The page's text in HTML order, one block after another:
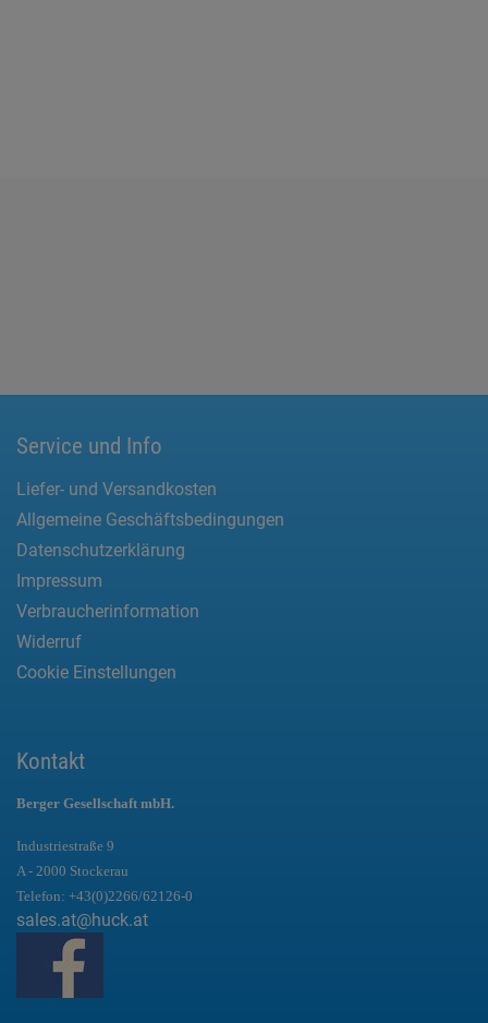
Service und Info
Liefer- und Versandkosten
Allgemeine Geschäftsbedingungen
Datenschutzerklärung
Impressum
Verbraucherinformation
Widerruf
Cookie Einstellungen
Kontakt
Berger Gesellschaft mbH.
Industriestraße 9
A - 2000 Stockerau
Telefon: +43(0)2266/62126-0
sales.at@huck.at